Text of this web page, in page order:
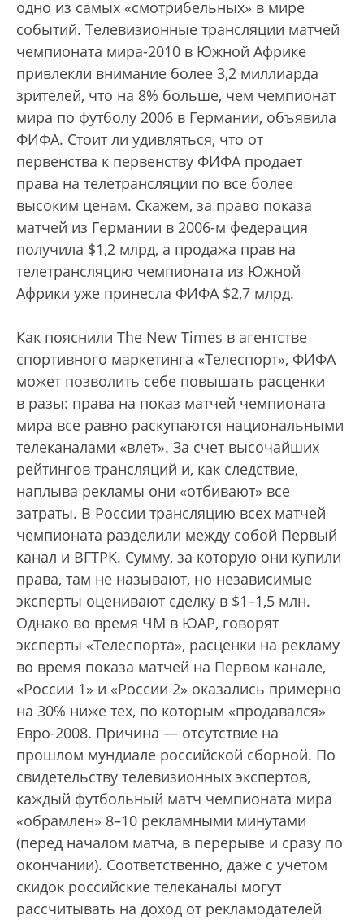
одно из самых «смотрибельных» в мире
событий. Телевизионные трансляции матчей
чемпионата мира-2010 в Южной Африке
привлекли внимание более 3,2 миллиарда
зрителей, что на 8% больше, чем чемпионат
мира по футболу 2006 в Германии, объявила
ФИФА. Стоит ли удивляться, что от
первенства к первенству ФИФА продает
права на телетрансляции по все более
высоким ценам. Скажем, за право показа
матчей из Германии в 2006-м федерация
получила $1,2 млрд, а продажа прав на
телетрансляцию чемпионата из Южной
Африки уже принесла ФИФА $2,7 млрд.
Как пояснили The New Times в агентстве
спортивного маркетинга «Телеспорт», ФИФА
может позволить себе повышать расценки
в разы: права на показ матчей чемпионата
мира все равно раскупаются национальными
телеканалами «влет». За счет высочайших
рейтингов трансляций и, как следствие,
наплыва рекламы они «отбивают» все
затраты. В России трансляцию всех матчей
чемпионата разделили между собой Первый
канал и ВГТРК. Сумму, за которую они купили
права, там не называют, но независимые
эксперты оценивают сделку в $1–1,5 млн.
Однако во время ЧМ в ЮАР, говорят
эксперты «Телеспорта», расценки на рекламу
во время показа матчей на Первом канале,
«России 1» и «России 2» оказались примерно
на 30% ниже тех, по которым «продавался»
Евро-2008. Причина — отсутствие на
прошлом мундиале российской сборной. По
свидетельству телевизионных экспертов,
каждый футбольный матч чемпионата мира
«обрамлен» 8–10 рекламными минутами
(перед началом матча, в перерыве и сразу по
окончании). Соответственно, даже с учетом
скидок российские телеканалы могут
рассчитывать на доход от рекламодателей